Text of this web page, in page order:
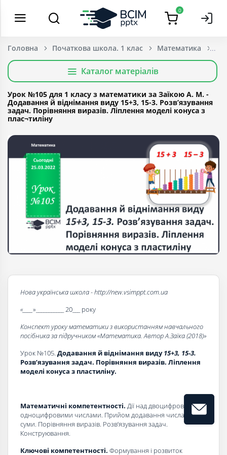
0
Головна Початкова школа. 1 клас Математика
Каталог матеріалів
Урок №105 для 1 класу з математики за Заїкою А. М. -
Додавання й віднімання виду 15+3, 15-3. Розв’язування
задач. Порівняння виразів. Ліплення моделі конуса з
плас¬тиліну
Нова українська школа - http://new.vsimppt.com.ua
«____ »___________ 20___ року
Конспект уроку математики з використанням навчального
посібника за підручником «Математика. Автор А.Заїка (2018)»
Урок №105. Додавання й віднімання виду15+3, 15-3.
Розв’язування задач. Порівняння виразів. Ліплення
моделі конуса з плас­тиліну.
Математичні компетентності. Дії над двоцифровими і
одноцифровими числами. Прийом додавання числа до
суми. Порівняння виразів. Розв’язування задач.
Конструювання.
Ключові компетентності. Формування і розвиток